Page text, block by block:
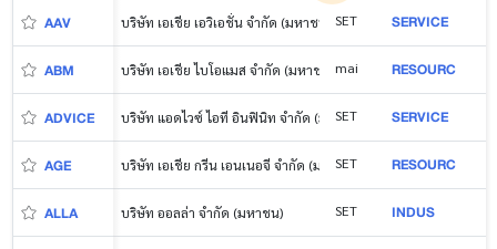
AAV บริษัท เอเชีย เอวิเอชั่น จำกัด (มหาชน) SET SERVICE
ABM บริษัท เอเชีย ไบโอแมส จำกัด (มหาชน) mai RESOURC
ADVICE บริษัท แอดไวซ์ ไอที อินฟินิท จำกัด (มหาชน)
SET SERVICE
AGE บริษัท เอเชีย กรีน เอนเนอจี จำกัด (มหาชน)
SET RESOURC
ALLA บริษัท ออลล่า จำกัด (มหาชน) SET INDUS